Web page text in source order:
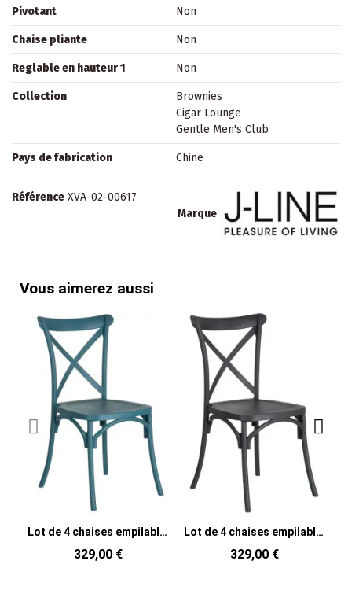
Pivotant Non
Chaise pliante Non
Reglable en hauteur 1 Non
Collection
Brownies
Cigar Lounge
Gentle Men's Club
Pays de fabrication Chine
Marque
Référence XVA-02-00617
Vous aimerez aussi
Lot de 4 chaises empilables en polypropylène bleu 48,5 x 43 x 91 cm Yania
329,00 €
Lot de 4 chaises empilables en polypropylène gris foncé 48,5 x 43 x 91 cm Yania
329,00 €